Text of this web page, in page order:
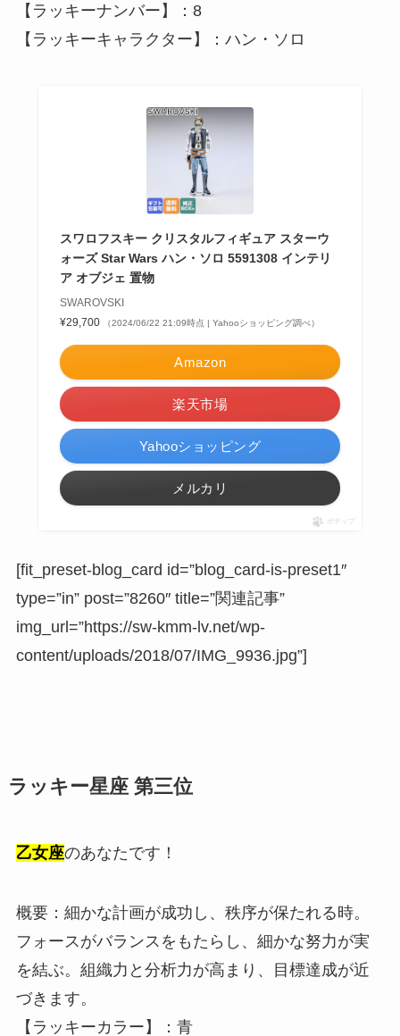
【ラッキーナンバー】：8
【ラッキーキャラクター】：ハン・ソロ
スワロフスキー クリスタルフィギュア スターウ
ォーズ Star Wars ハン・ソロ 5591308 インテリ
ア オブジェ 置物
SWAROVSKI
¥29,700
（2024/06/22 21:09時点 | Yahooショッピング調べ）
Amazon
楽天市場
Yahooショッピング
メルカリ
ポチップ
[fit_preset-blog_card id=”blog_card-is-preset1″
type=”in” post=”8260″ title=”関連記事”
img_url=”https://sw-kmm-lv.net/wp-
content/uploads/2018/07/IMG_9936.jpg”]
ラッキー星座 第三位
乙女座のあなたです！
概要：細かな計画が成功し、秩序が保たれる時。
フォースがバランスをもたらし、細かな努力が実
を結ぶ。組織力と分析力が高まり、目標達成が近
づきます。
【ラッキーカラー】：青